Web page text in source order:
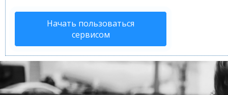
Начать пользоваться
сервисом